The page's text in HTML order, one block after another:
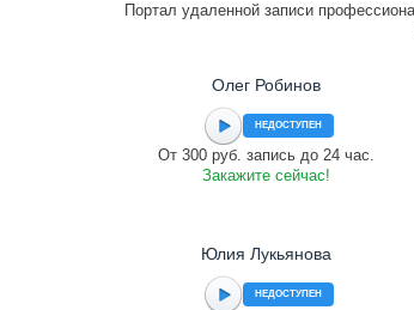
Портал удаленной записи
Олег Робинов
НЕДОСТУПЕН
От 300 руб. запись до 24 час.
Закажите сейчас!
Юлия Лукьянова
НЕДОСТУПЕН